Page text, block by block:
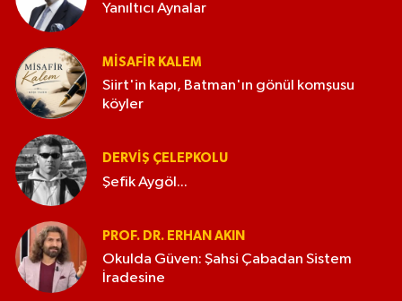
Yanıltıcı Aynalar
MISAFIR KALEM
Siirt'in kapı, Batman'ın gönül komşusu
köyler
DERVIŞ ÇELEPKOLU
Şefik Aygöl...
PROF. DR. ERHAN AKIN
Okulda Güven: Şahsi Çabadan Sistem
İradesine